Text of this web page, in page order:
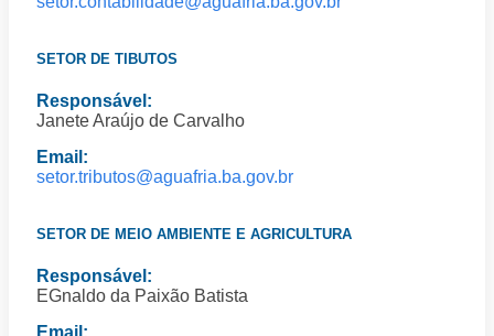
SETOR DE TIBUTOS
Responsável:
Janete Araújo de Carvalho
Email:
setor.tributos@aguafria.ba.gov.br
SETOR DE MEIO AMBIENTE E AGRICULTURA
Responsável:
EGnaldo da Paixão Batista
Email: